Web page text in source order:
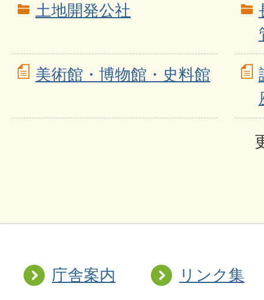
土地開発公社
美術館・博物館・史料館
庁舎案内
リンク集